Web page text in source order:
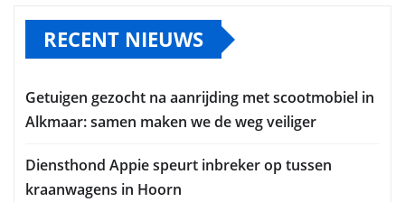
RECENT NIEUWS
Getuigen gezocht na aanrijding met scootmobiel in
Alkmaar: samen maken we de weg veiliger
Diensthond Appie speurt inbreker op tussen
kraanwagens in Hoorn